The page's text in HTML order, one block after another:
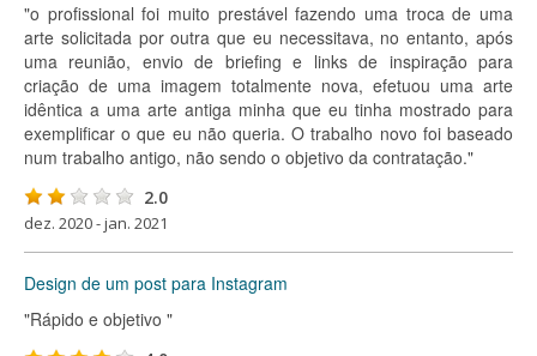
"o profissional foi muito prestável fazendo uma troca de uma
arte solicitada por outra que eu necessitava, no entanto, após
uma reunião, envio de briefing e links de inspiração para
criação de uma imagem totalmente nova, efetuou uma arte
idêntica a uma arte antiga minha que eu tinha mostrado para
exemplificar o que eu não queria. O trabalho novo foi baseado
num trabalho antigo, não sendo o objetivo da contratação."
2.0
dez. 2020 - jan. 2021
Design de um post para Instagram
"Rápido e objetivo "